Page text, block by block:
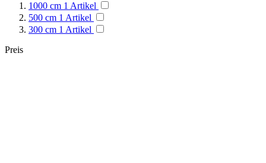
1000 cm 1 Artikel
500 cm 1 Artikel
300 cm 1 Artikel
Preis